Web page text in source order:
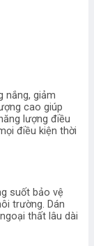
nắng, giảm
cao giúp
lượng điều
điều kiện thời
suốt bảo vệ
trường. Dán
thất lâu dài